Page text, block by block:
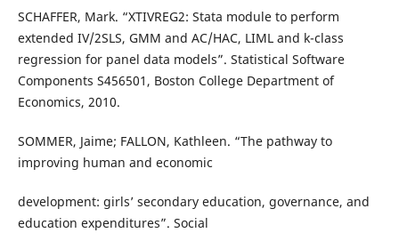
SCHAFFER, Mark. “XTIVREG2: Stata module to perform
extended IV/2SLS, GMM and AC/HAC, LIML and k-class
regression for panel data models”. Statistical Software
Components S456501, Boston College Department of
Economics, 2010.
SOMMER, Jaime; FALLON, Kathleen. “The pathway to
improving human and economic
development: girls’ secondary education, governance, and
education expenditures”. Social